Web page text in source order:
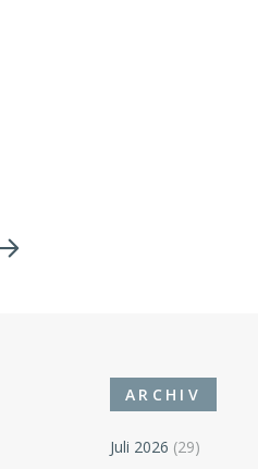
ARCHIV
Juli 2026 (29)